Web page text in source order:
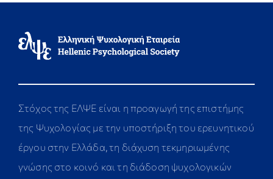
Στόχος της ΕΛΨΕ είναι η προαγωγή της επιστήμης
της Ψυχολογίας με την υποστήριξη του ερευνητικού
έργου στην Ελλάδα, τη διάχυση τεκμηριωμένης
γνώσης στο κοινό και τη διάδοση ψυχολογικών